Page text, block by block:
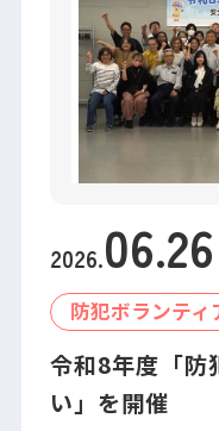
2026.06.26
防犯ボランティ
令和8年度「防
い」を開催